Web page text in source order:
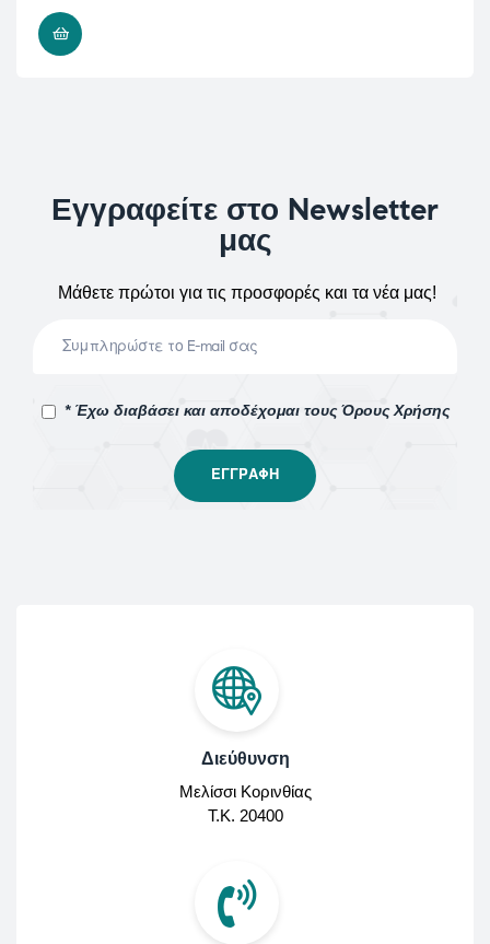
Εγγραφείτε στο Newsletter
μας
Μάθετε πρώτοι για τις προσφορές και τα νέα μας!
* Έχω διαβάσει και αποδέχομαι τους Όρους Χρήσης
Διεύθυνση
Μελίσσι Κορινθίας
Τ.Κ. 20400